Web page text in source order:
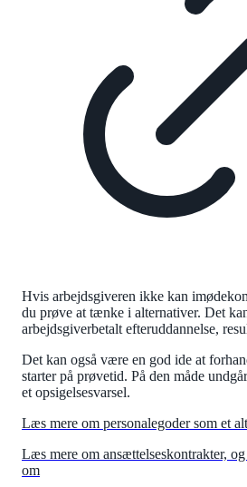
Hvis arbejdsgiveren ikke kan
du prøve at tænke i alternativer. Det
arbejdsgiverbetalt efteruddannelse,
Det kan også være en god ide at
starter på prøvetid. På den måde
et opsigelsesvarsel.
Læs mere om personalegoder som et
Læs mere om ansættelseskontrakter,
om